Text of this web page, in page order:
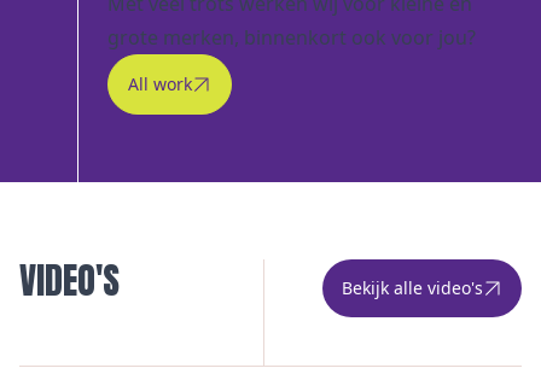
grote merken, binnenkort ook voor jou?
All work
VIDEO'S Bekijk alle video's